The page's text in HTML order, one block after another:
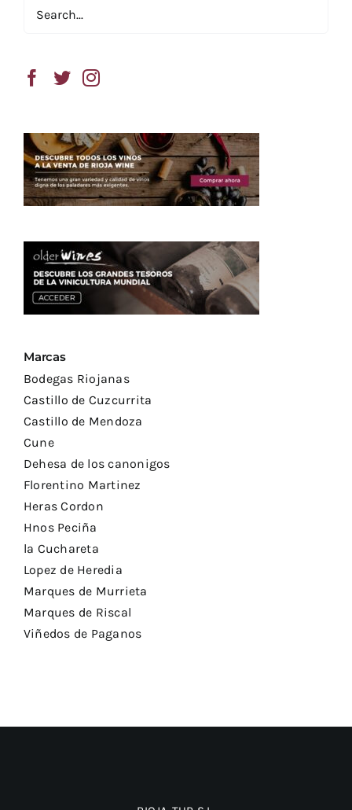
Marcas
Bodegas Riojanas
Castillo de Cuzcurrita
Castillo de Mendoza
Cune
Dehesa de los canonigos
Florentino Martinez
Heras Cordon
Hnos Peciña
la Cuchareta
Lopez de Heredia
Marques de Murrieta
Marques de Riscal
Viñedos de Paganos